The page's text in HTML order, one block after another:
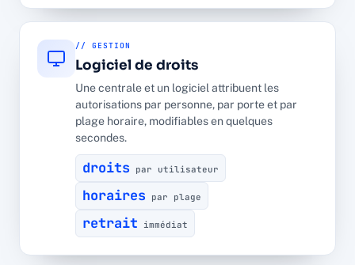
// GESTION
Logiciel de droits
Une centrale et un logiciel attribuent les
autorisations par personne, par porte et par
plage horaire, modifiables en quelques
secondes.
droits par utilisateur
horaires par plage
retrait immédiat